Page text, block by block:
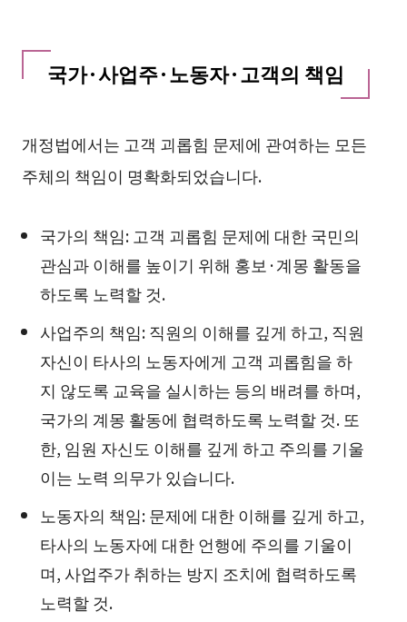
국가·사업주·노동자·고객의 책임
개정법에서는 고객 괴롭힘 문제에 관여하는 모든
주체의 책임이 명확화되었습니다.
국가의 책임: 고객 괴롭힘 문제에 대한 국민의
관심과 이해를 높이기 위해 홍보·계몽 활동을
하도록 노력할 것.
사업주의 책임: 직원의 이해를 깊게 하고, 직원
자신이 타사의 노동자에게 고객 괴롭힘을 하
지 않도록 교육을 실시하는 등의 배려를 하며,
국가의 계몽 활동에 협력하도록 노력할 것. 또
한, 임원 자신도 이해를 깊게 하고 주의를 기울
이는 노력 의무가 있습니다.
노동자의 책임: 문제에 대한 이해를 깊게 하고,
타사의 노동자에 대한 언행에 주의를 기울이
며, 사업주가 취하는 방지 조치에 협력하도록
노력할 것.